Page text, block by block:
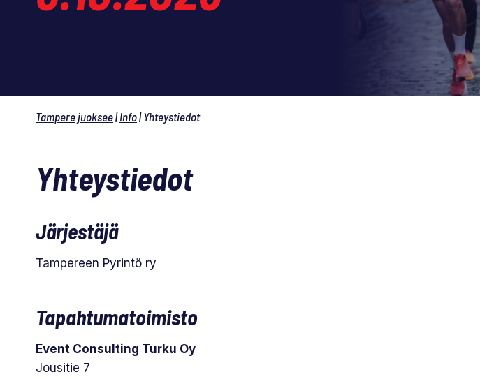
Tampere juoksee|Info|Yhteystiedot
Yhteystiedot
Järjestäjä
Tampereen Pyrintö ry
Tapahtumatoimisto
Event Consulting Turku Oy
Jousitie 7